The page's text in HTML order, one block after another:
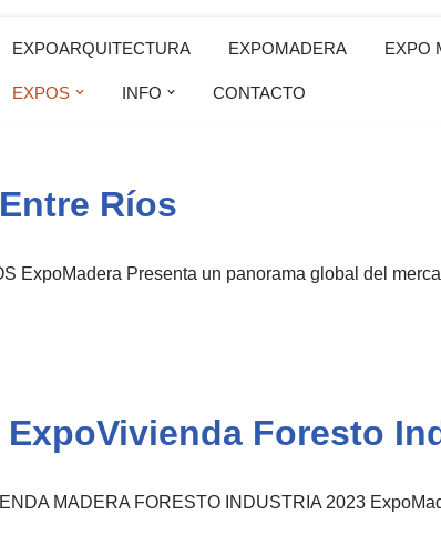
EXPOARQUITECTURA EXPOMADERA EXPO
EXPOS INFO CONTACTO
Ríos
ExpoMadera Presenta un panorama global del
ExpoVivienda Foresto
MADERA FORESTO INDUSTRIA 2023